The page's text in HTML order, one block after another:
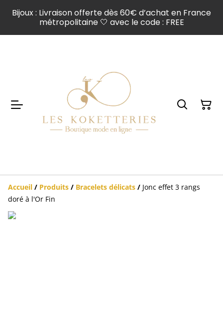
Bijoux : Livraison offerte dès 60€ d’achat en France
métropolitaine 🤍 avec le code : FREE
Accueil / Produits / Bracelets délicats / Jonc effet 3 rangs
doré à l'Or Fin